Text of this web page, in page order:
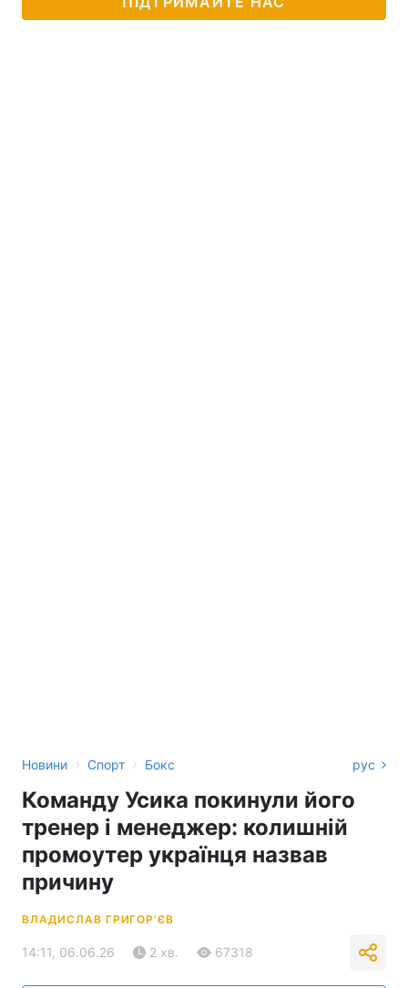
Новини › Спорт › Бокс рус
Команду Усика покинули його
тренер і менеджер: колишній
промоутер українця назвав
причину
ВЛАДИСЛАВ ГРИГОР'ЄВ
14:11, 06.06.26 2 хв. 67318